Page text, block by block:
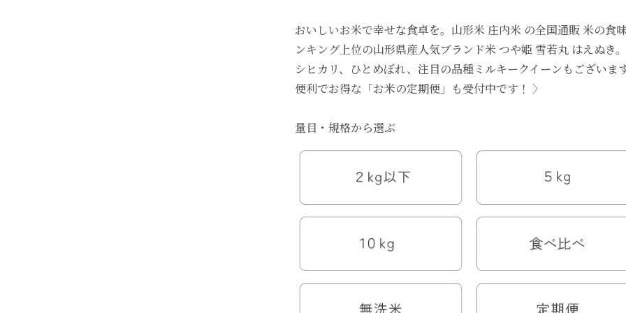
おいしいお米で幸せな食卓を。山形米 庄内米 の全国通販 米の食
ンキング上位の山形県産人気ブランド米 つや姫 雪若丸 はえぬき
シヒカリ、ひとめぼれ、注目の品種ミルキークイーンもございます
便利でお得な「お米の定期便」も受付中です！ 〉
量目・規格から選ぶ